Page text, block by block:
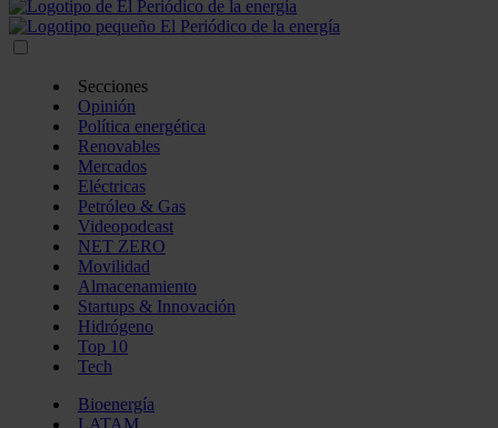
Secciones
Opinión
Política energética
Renovables
Mercados
Eléctricas
Petróleo & Gas
Videopodcast
NET ZERO
Movilidad
Almacenamiento
Startups & Innovación
Hidrógeno
Top 10
Tech
Bioenergía
LATAM